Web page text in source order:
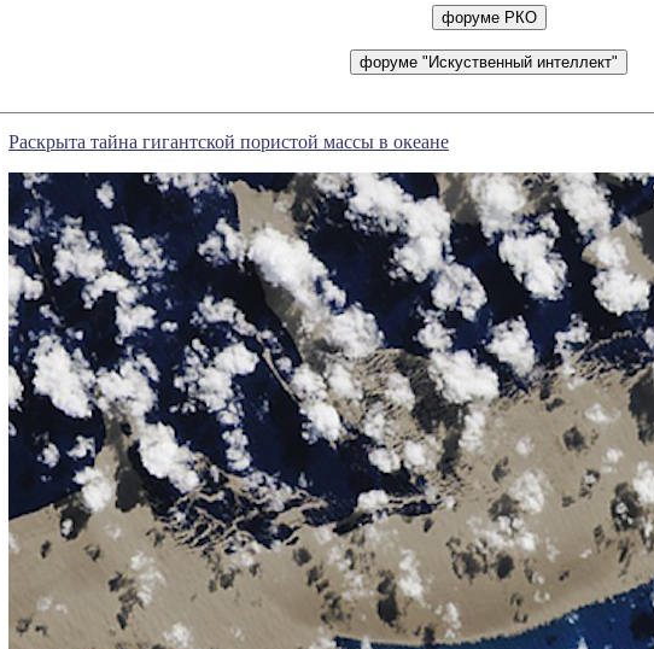
Раскрыта тайна гигантской пористой массы в океане